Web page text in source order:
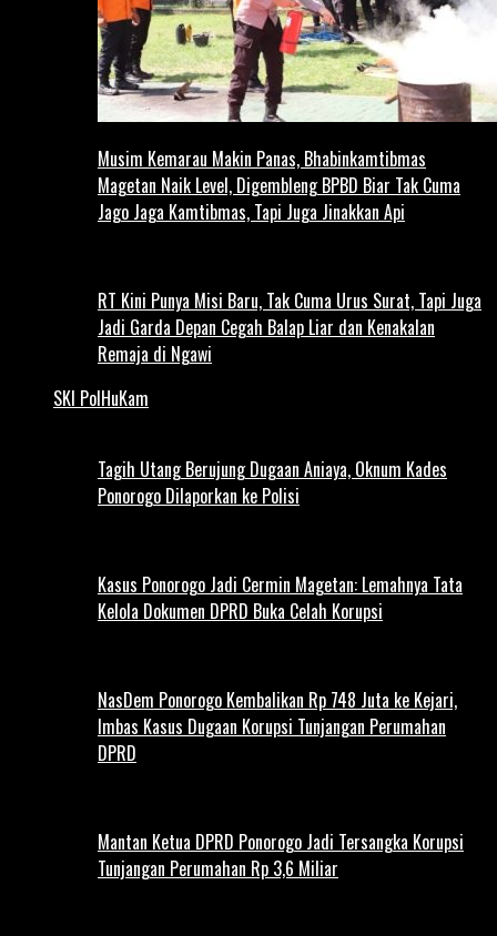
Musim Kemarau Makin Panas, Bhabinkamtibmas
Magetan Naik Level, Digembleng BPBD Biar Tak Cuma
Jago Jaga Kamtibmas, Tapi Juga Jinakkan Api
RT Kini Punya Misi Baru, Tak Cuma Urus Surat, Tapi Juga
Jadi Garda Depan Cegah Balap Liar dan Kenakalan
Remaja di Ngawi
SKI PolHuKam
Tagih Utang Berujung Dugaan Aniaya, Oknum Kades
Ponorogo Dilaporkan ke Polisi
Kasus Ponorogo Jadi Cermin Magetan: Lemahnya Tata
Kelola Dokumen DPRD Buka Celah Korupsi
NasDem Ponorogo Kembalikan Rp 748 Juta ke Kejari,
Imbas Kasus Dugaan Korupsi Tunjangan Perumahan
DPRD
Mantan Ketua DPRD Ponorogo Jadi Tersangka Korupsi
Tunjangan Perumahan Rp 3,6 Miliar